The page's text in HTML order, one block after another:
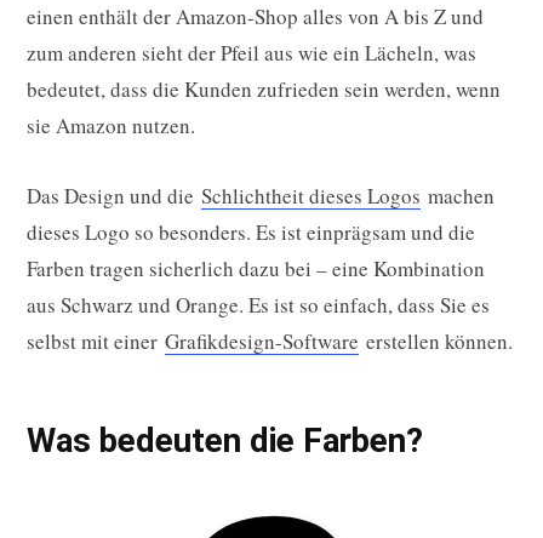
einen enthält der Amazon-Shop alles von A bis Z und
zum anderen sieht der Pfeil aus wie ein Lächeln, was
bedeutet, dass die Kunden zufrieden sein werden, wenn
sie Amazon nutzen.
Das Design und die Schlichtheit dieses Logos machen
dieses Logo so besonders. Es ist einprägsam und die
Farben tragen sicherlich dazu bei – eine Kombination
aus Schwarz und Orange. Es ist so einfach, dass Sie es
selbst mit einer Grafikdesign-Software erstellen können.
Was bedeuten die Farben?